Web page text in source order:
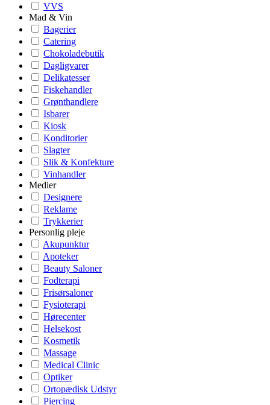
VVS
Mad & Vin
Bagerier
Catering
Chokoladebutik
Dagligvarer
Delikatesser
Fiskehandler
Grønthandlere
Isbarer
Kiosk
Konditorier
Slagter
Slik & Konfekture
Vinhandler
Medier
Designere
Reklame
Trykkerier
Personlig pleje
Akupunktur
Apoteker
Beauty Saloner
Fodterapi
Frisørsaloner
Fysioterapi
Hørecenter
Helsekost
Kosmetik
Massage
Medical Clinic
Optiker
Ortopædisk Udstyr
Piercing